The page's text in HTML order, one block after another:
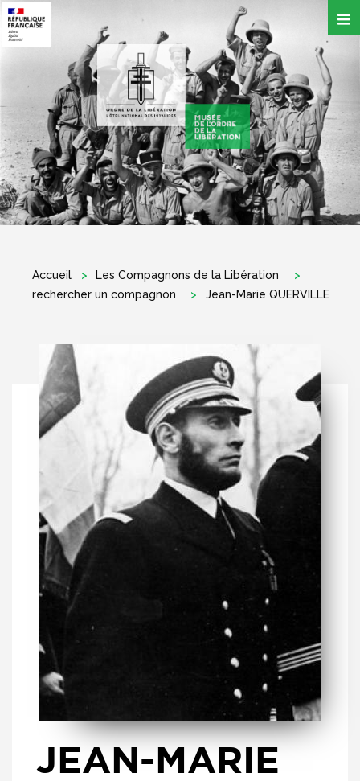
contenu
principal
Accueil
Les Compagnons de la Libération
rechercher un compagnon
Jean-Marie QUERVILLE
JEAN-MARIE